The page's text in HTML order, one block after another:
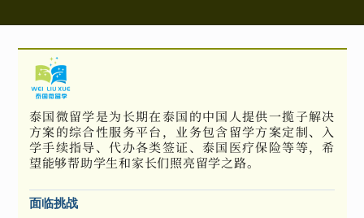
泰国微留学是为长期在泰国的中国人提供一揽子解决
方案的综合性服务平台，业务包含留学方案定制、入
学手续指导、代办各类签证、泰国医疗保险等等，希
望能够帮助学生和家长们照亮留学之路。
面临挑战